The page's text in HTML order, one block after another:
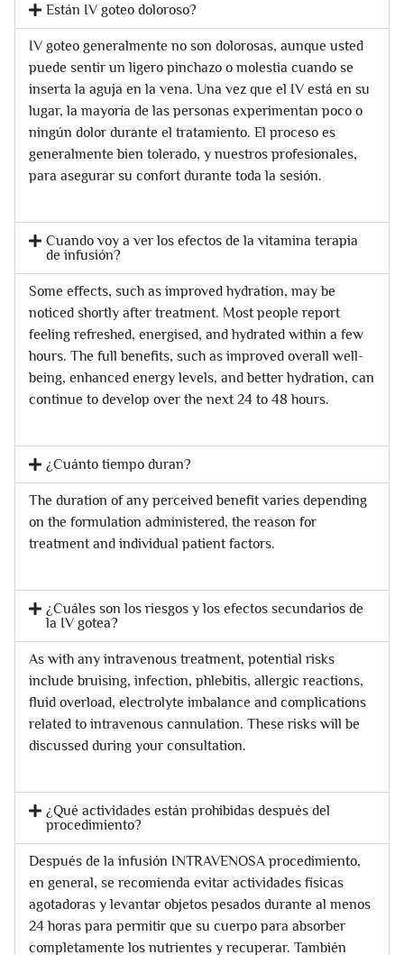
Están IV goteo doloroso?
IV goteo generalmente no son dolorosas, aunque usted
puede sentir un ligero pinchazo o molestia cuando se
inserta la aguja en la vena. Una vez que el IV está en su
lugar, la mayoría de las personas experimentan poco o
ningún dolor durante el tratamiento. El proceso es
generalmente bien tolerado, y nuestros profesionales,
para asegurar su confort durante toda la sesión.
Cuando voy a ver los efectos de la vitamina terapia
de infusión?
Some effects, such as improved hydration, may be
noticed shortly after treatment. Most people report
feeling refreshed, energised, and hydrated within a few
hours. The full benefits, such as improved overall well-
being, enhanced energy levels, and better hydration, can
continue to develop over the next 24 to 48 hours.
¿Cuánto tiempo duran?
The duration of any perceived benefit varies depending
on the formulation administered, the reason for
treatment and individual patient factors.
¿Cuáles son los riesgos y los efectos secundarios de
la IV gotea?
As with any intravenous treatment, potential risks
include bruising, infection, phlebitis, allergic reactions,
fluid overload, electrolyte imbalance and complications
related to intravenous cannulation. These risks will be
discussed during your consultation.
¿Qué actividades están prohibidas después del
procedimiento?
Después de la infusión INTRAVENOSA procedimiento,
en general, se recomienda evitar actividades físicas
agotadoras y levantar objetos pesados durante al menos
24 horas para permitir que su cuerpo para absorber
completamente los nutrientes y recuperar. También